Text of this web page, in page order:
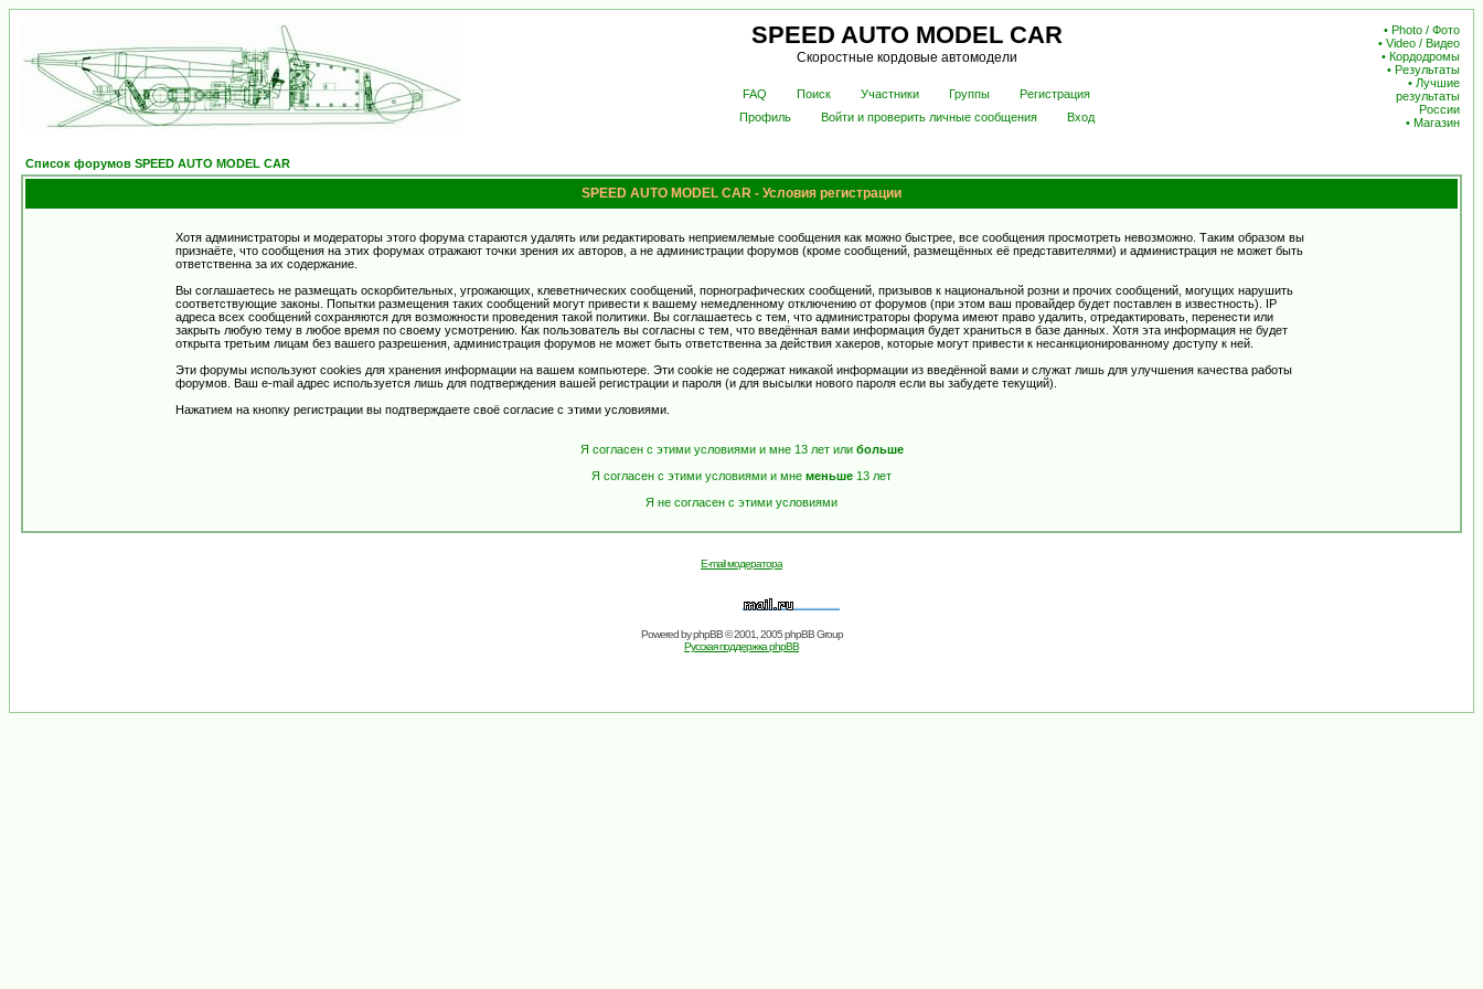
SPEED AUTO MODEL CAR
Скоростные кордовые автомодели
FAQ Поиск Участники Группы
Регистрация
Профиль
Войти и проверить личные сообщения Вход
• Photo / Фото
• Video / Видео
• Кордодромы
• Результаты
• Лучшие
результаты
России
• Магазин
Список форумов SPEED AUTO MODEL CAR
SPEED AUTO MODEL CAR - Условия регистрации
Хотя администраторы и модераторы этого форума стараются удалять или редактировать неприемлемые сообщения как можно быстрее, все сообщения просмотреть невозможно. Таким образом вы
признаёте, что сообщения на этих форумах отражают точки зрения их авторов, а не администрации форумов (кроме сообщений, размещённых её представителями) и администрация не может быть
ответственна за их содержание.
Вы соглашаетесь не размещать оскорбительных, угрожающих, клеветнических сообщений, порнографических сообщений, призывов к национальной розни и прочих сообщений, могущих нарушить
соответствующие законы. Попытки размещения таких сообщений могут привести к вашему немедленному отключению от форумов (при этом ваш провайдер будет поставлен в известность). IP
адреса всех сообщений сохраняются для возможности проведения такой политики. Вы соглашаетесь с тем, что администраторы форума имеют право удалить, отредактировать, перенести или
закрыть любую тему в любое время по своему усмотрению. Как пользователь вы согласны с тем, что введённая вами информация будет храниться в базе данных. Хотя эта информация не будет
открыта третьим лицам без вашего разрешения, администрация форумов не может быть ответственна за действия хакеров, которые могут привести к несанкционированному доступу к ней.
Эти форумы используют cookies для хранения информации на вашем компьютере. Эти cookie не содержат никакой информации из введённой вами и служат лишь для улучшения качества работы
форумов. Ваш e-mail адрес используется лишь для подтверждения вашей регистрации и пароля (и для высылки нового пароля если вы забудете текущий).
Нажатием на кнопку регистрации вы подтверждаете своё согласие с этими условиями.
Я согласен с этими условиями и мне 13 лет или больше
Я согласен с этими условиями и мне меньше 13 лет
Я не согласен с этими условиями
E-mail модератора
Powered byphpBB© 2001, 2005 phpBB Group
Русская поддержка phpBB